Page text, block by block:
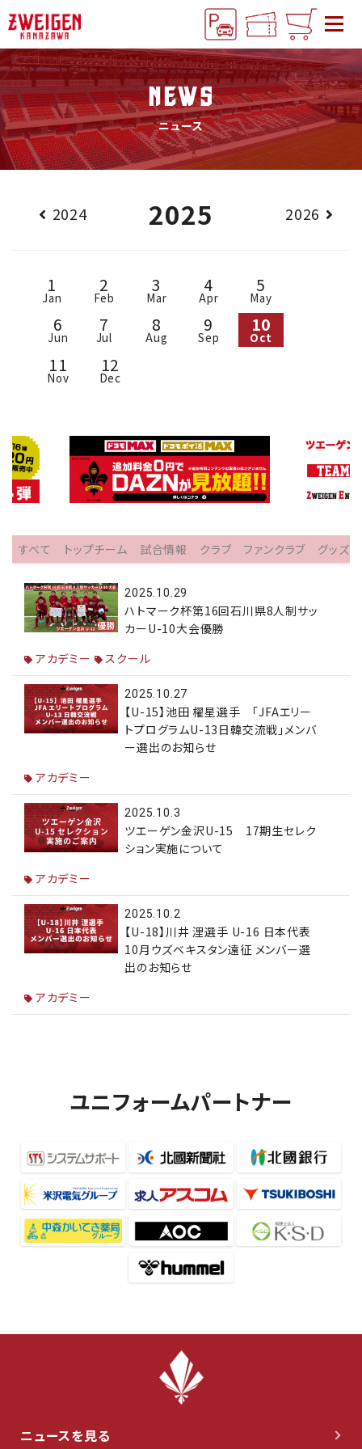
NEWS
ニュース
2024 2025 2026
1
Jan
2
Feb
3
Mar
4
Apr
5
May
6
Jun
7
Jul
8
Aug
9
Sep
10
Oct
11
Nov
12
Dec
すべて トップチーム 試合情報 クラブ ファンクラブ グッズ
2025.10.29
ハトマーク杯第16回石川県8人制サッ
カーU-10大会優勝
アカデミー
スクール
2025.10.27
【U-15】池田 櫂星選手 「JFAエリー
トプログラムU-13日韓交流戦」メンバ
ー選出のお知らせ
アカデミー
2025.10.3
ツエーゲン金沢U-15 17期生セレク
ション実施について
アカデミー
2025.10.2
【U-18】川井 浬選手 U-16 日本代表
10月ウズベキスタン遠征 メンバー選
出のお知らせ
アカデミー
ユニフォームパートナー
ニュースを見る